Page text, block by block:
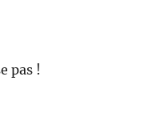
pas !